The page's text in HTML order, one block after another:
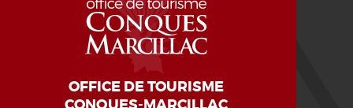
OFFICE DE TOURISME